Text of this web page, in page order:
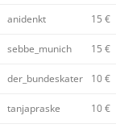
anidenkt 15 €
sebbe_munich 15 €
der_bundeskater 10 €
tanjapraske 10 €